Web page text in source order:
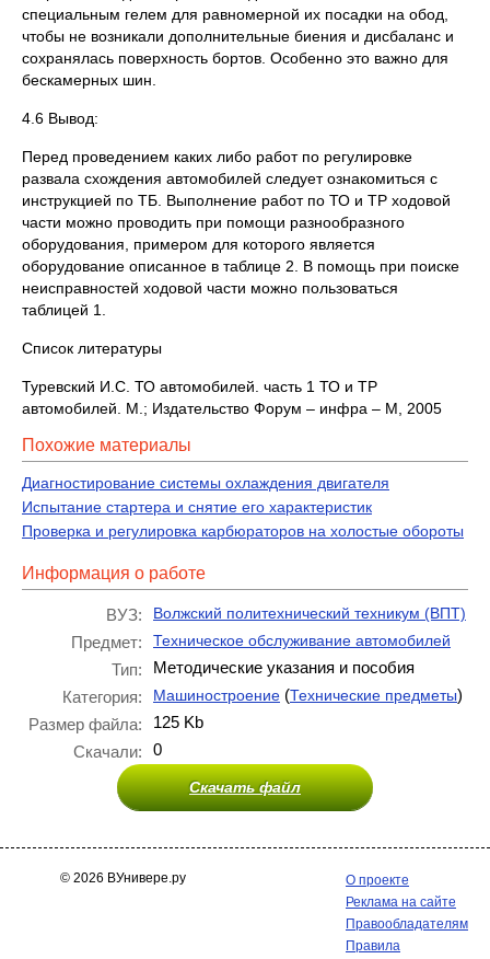
специальным гелем для равномерной их посадки на обод,
чтобы не возникали дополнительные биения и дисбаланс и
сохранялась поверхность бортов. Особенно это важно для
бескамерных шин.
4.6 Вывод:
Перед проведением каких либо работ по регулировке
развала схождения автомобилей следует ознакомиться с
инструкцией по ТБ. Выполнение работ по ТО и ТР ходовой
части можно проводить при помощи разнообразного
оборудования, примером для которого является
оборудование описанное в таблице 2. В помощь при поиске
неисправностей ходовой части можно пользоваться
таблицей 1.
Список литературы
Туревский И.С. ТО автомобилей. часть 1 ТО и ТР
автомобилей. М.; Издательство Форум – инфра – М, 2005
Похожие материалы
Диагностирование системы охлаждения двигателя
Испытание стартера и снятие его характеристик
Проверка и регулировка карбюраторов на холостые обороты
Информация о работе
ВУЗ: Волжский политехнический техникум (ВПТ)
Предмет: Техническое обслуживание автомобилей
Тип:
Методические указания и пособия
Категория:
Машиностроение (Технические предметы)
Размер файла:
125 Kb
Скачали:
0
Скачать файл
© 2026 ВУнивере.ру
О проекте
Реклама на сайте
Правообладателям
Правила